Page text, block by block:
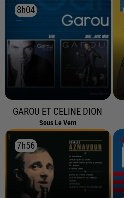
8h04
8h04
GAROU ET CELINE DION
Sous Le Vent
7h56
7h56